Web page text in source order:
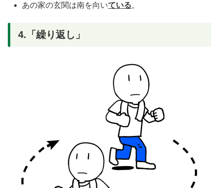
あの家の玄関は南を向いている。
4.「繰り返し」